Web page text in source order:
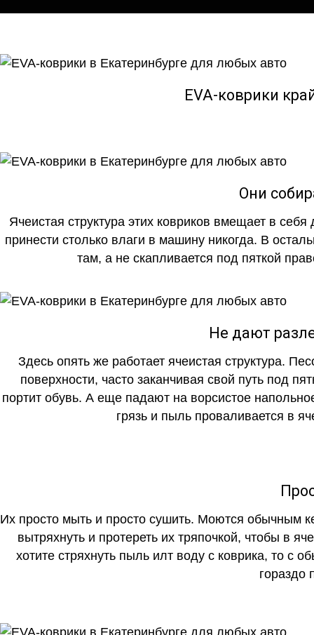
EVA-коврики
Они
Ячеистая структура этих ковриков вмещает в
принести столько влаги в машину никогда. В
там, а не скапливается под пяткой
Не дают
Здесь опять же работает ячеистая структура.
поверхности, часто заканчивая свой путь под
портит обувь. А еще падают на ворсистое
грязь и пыль проваливается в
Их просто мыть и просто сушить. Моются обычным
вытряхнуть и протереть их тряпочкой, чтобы в
хотите стряхнуть пыль илт воду с коврика, то с
гораздо